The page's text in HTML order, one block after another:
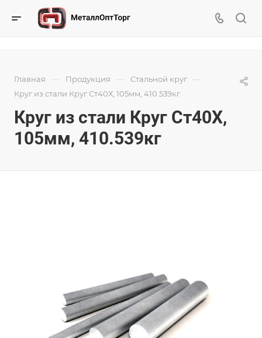
Главная — Продукция — Стальной круг —
Круг из стали Круг Ст40Х, 105мм, 410.539кг
Круг из стали Круг Ст40Х,
105мм, 410.539кг